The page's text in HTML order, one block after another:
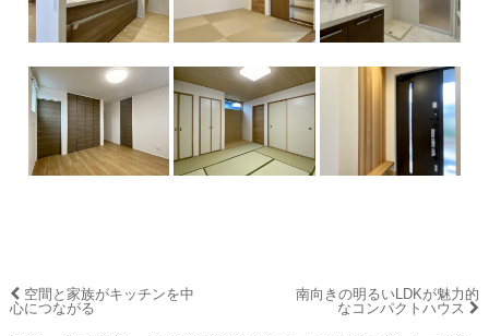
空間と家族がキッチンを中
心につながる
南向きの明るいLDKが魅力的
なコンパクトハウス